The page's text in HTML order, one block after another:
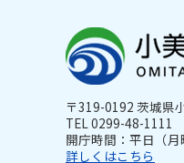
〒319-0192 茨城県
TEL 0299-48-1111
開庁時間：平日（
詳しくはこちら